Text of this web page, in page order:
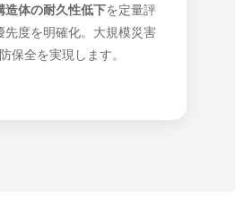
造体の耐久性低下を定量評
先度を明確化。大規模災害
保全を実現します。